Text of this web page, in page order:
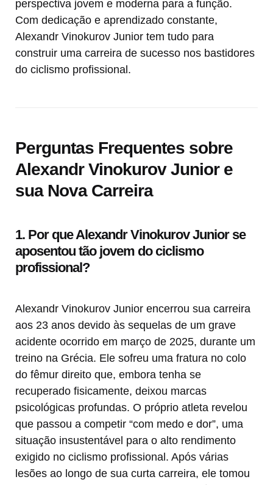
perspectiva jovem e moderna para a função.
Com dedicação e aprendizado constante,
Alexandr Vinokurov Junior tem tudo para
construir uma carreira de sucesso nos bastidores
do ciclismo profissional.
Perguntas Frequentes sobre
Alexandr Vinokurov Junior e
sua Nova Carreira
1. Por que Alexandr Vinokurov Junior se
aposentou tão jovem do ciclismo
profissional?
Alexandr Vinokurov Junior encerrou sua carreira
aos 23 anos devido às sequelas de um grave
acidente ocorrido em março de 2025, durante um
treino na Grécia. Ele sofreu uma fratura no colo
do fêmur direito que, embora tenha se
recuperado fisicamente, deixou marcas
psicológicas profundas. O próprio atleta revelou
que passou a competir “com medo e dor”, uma
situação insustentável para o alto rendimento
exigido no ciclismo profissional. Após várias
lesões ao longo de sua curta carreira, ele tomou